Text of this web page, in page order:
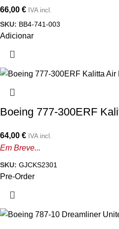
66,00 € IVA incl.
SKU: BB4-741-003
Adicionar
Boeing 777-300ERF
64,00 € IVA incl.
Em Breve...
SKU: GJCKS2301
Pre-Order